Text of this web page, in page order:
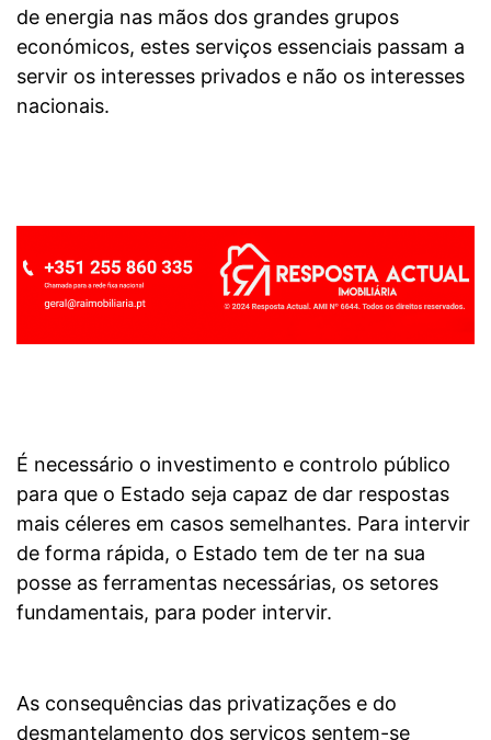
de energia nas mãos dos grandes grupos
económicos, estes serviços essenciais passam a
servir os interesses privados e não os interesses
nacionais.
É necessário o investimento e controlo público
para que o Estado seja capaz de dar respostas
mais céleres em casos semelhantes. Para intervir
de forma rápida, o Estado tem de ter na sua
posse as ferramentas necessárias, os setores
fundamentais, para poder intervir.
As consequências das privatizações e do
desmantelamento dos serviços sentem-se